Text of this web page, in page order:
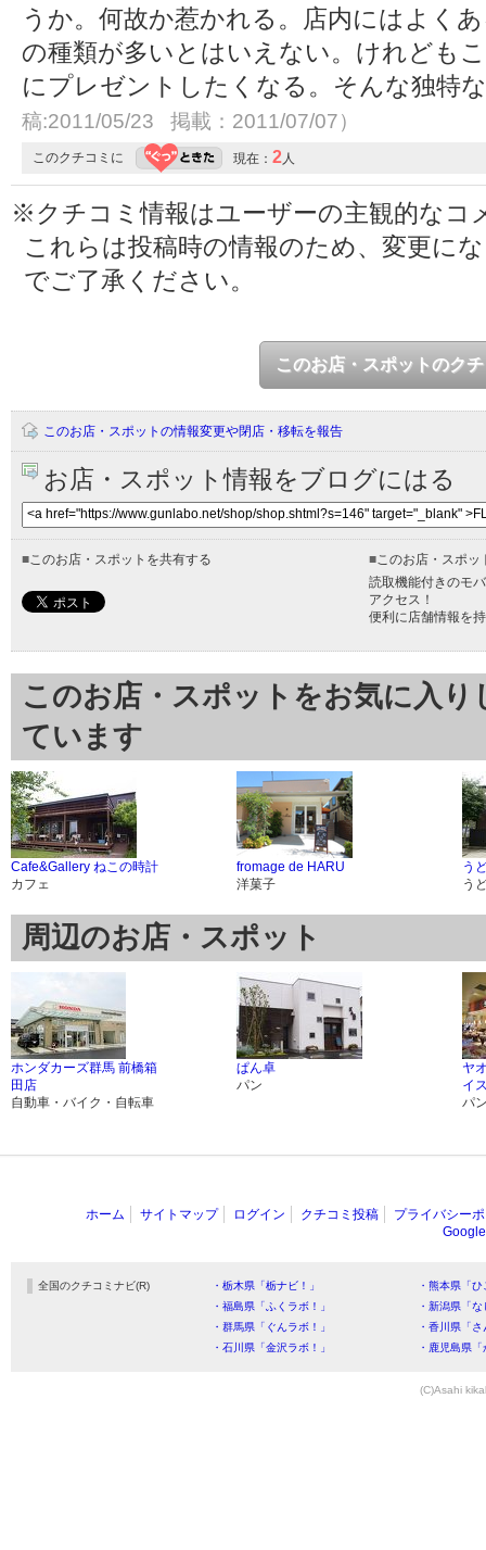
うか。何故か惹かれる。店内にはよく
の種類が多いとはいえない。けれども
にプレゼントしたくなる。そんな独特
稿:2011/05/23 掲載：2011/07/07）
このクチコミに 現在： 2 人
※クチコミ情報はユーザーの主観的なコ
これらは投稿時の情報のため、変更に
でご了承ください。
このお店・スポットのク
このお店・スポットの情報変更や閉店・移転を報告
お店・スポット情報をブログにはる
■ このお店・スポットを共有する ■ このお店・スポ
読取機能付きのモ
アクセス！
便利に店舗情報を
このお店・スポットをお気に入
ています
Cafe&Gallery ねこの時計
カフェ
fromage de HARU
洋菓子
う
う
周辺のお店・スポット
ホンダカーズ群馬 前橋箱
田店
自動車・バイク・自転車
ぱん卓
パン
ヤ
イ
パ
ホーム サイトマップ ログイン クチコミ投稿
プライバシー
全国のクチコミナビ(R) ・栃木県「栃ナビ！」
・熊本県「
・福島県「ふくラボ！」
・新潟県「
・群馬県「ぐんラボ！」
・香川県「
・石川県「金沢ラボ！」
・鹿児島県
(C)Asahi